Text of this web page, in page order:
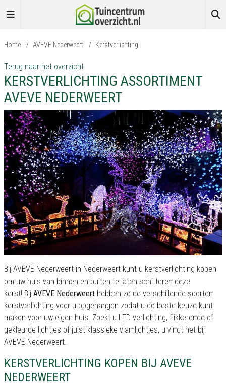
Home / AVEVE Nederweert / Kerstverlichting
Terug naar het overzicht
KERSTVERLICHTING ASSORTIMENT
AVEVE NEDERWEERT
Bij AVEVE Nederweert in Nederweert kunt u kerstverlichting kopen
om uw huis van binnen en buiten te laten schitteren deze
kerst! Bij AVEVE Nederweert hebben ze de verschillende soorten
kerstverlichting voor u opgehangen zodat u de beste keuze kunt
maken voor uw eigen huis. Zoekt u LED verlichting, flikkerende of
gekleurde lichtjes of juist klassieke vlamlichtjes, u vindt het bij
AVEVE Nederweert.
KERSTVERLICHTING KOPEN BIJ AVEVE
NEDERWEERT